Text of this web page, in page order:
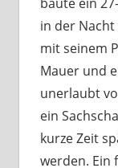
in der Nacht
mit seinem
Mauer und
unerlaubt
ein
kurze Zeit
werden. Ein